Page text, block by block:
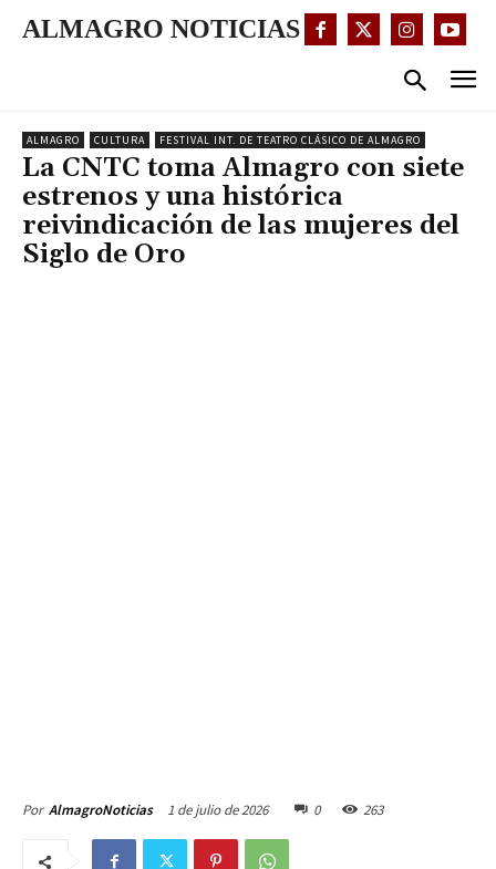
ALMAGRO NOTICIAS
ALMAGRO CULTURA FESTIVAL INT. DE TEATRO CLÁSICO DE ALMAGRO
La CNTC toma Almagro con siete
estrenos y una histórica
reivindicación de las mujeres del
Siglo de Oro
Por AlmagroNoticias 1 de julio de 2026 0 263